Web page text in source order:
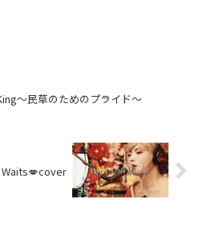
～民草のためのプライド～